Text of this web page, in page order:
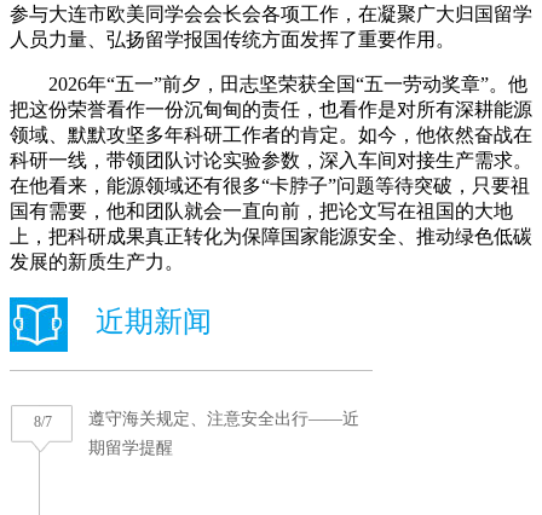
参与大连市欧美同学会会长会各项工作，在凝聚广大归国留学
人员力量、弘扬留学报国传统方面发挥了重要作用。
2026年“五一”前夕，田志坚荣获全国“五一劳动奖章”。他
把这份荣誉看作一份沉甸甸的责任，也看作是对所有深耕能源
领域、默默攻坚多年科研工作者的肯定。如今，他依然奋战在
科研一线，带领团队讨论实验参数，深入车间对接生产需求。
在他看来，能源领域还有很多“卡脖子”问题等待突破，只要祖
国有需要，他和团队就会一直向前，把论文写在祖国的大地
上，把科研成果真正转化为保障国家能源安全、推动绿色低碳
发展的新质生产力。